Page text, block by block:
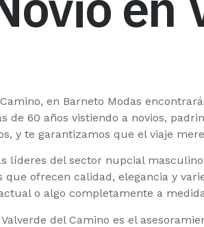
en Barneto Modas
60 años vistiendo a novios,
y te garantizamos que el viaje
líderes del sector nupcial
que ofrecen calidad, elegancia y
o algo completamente a
del Camino es el